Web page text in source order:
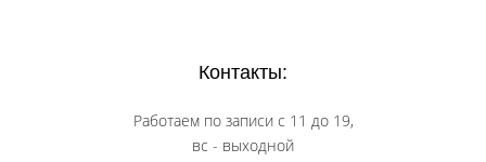
Контакты:
Работаем по записи с 11 до 19,
вс - выходной